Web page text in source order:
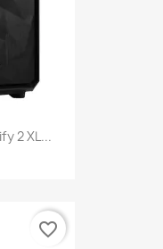
2 XL...
favorite_border